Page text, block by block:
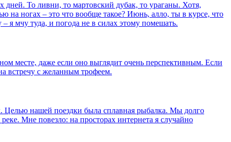
То ливни, то мартовский дубак, то ураганы. Хотя,
ногах – это что вообще такое? Июнь, алло, ты в курсе, что
я мчу туда, и погода не в силах этому помешать.
месте, даже если оно выглядит очень перспективным. Если
встречу с желанным трофеем.
Целью нашей поездки была сплавная рыбалка. Мы долго
Мне повезло: на просторах интернета я случайно